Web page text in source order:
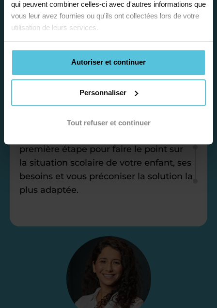
qui peuvent combiner celles-ci avec d'autres informations que
vous leur avez fournies ou qu'ils ont collectées lors de votre
utilisation de leurs services.
Autoriser et continuer
Personnaliser
Tout refuser et continuer
Étape 1
Je vous propose un
bilan personnalisé
première étape pour faire le point sur
la situation scolaire de votre enfant, ses
besoins et vous préconiser la solution la
plus adaptée.
Étape 2
Je vous envoie une
proposition
d’accompagnement